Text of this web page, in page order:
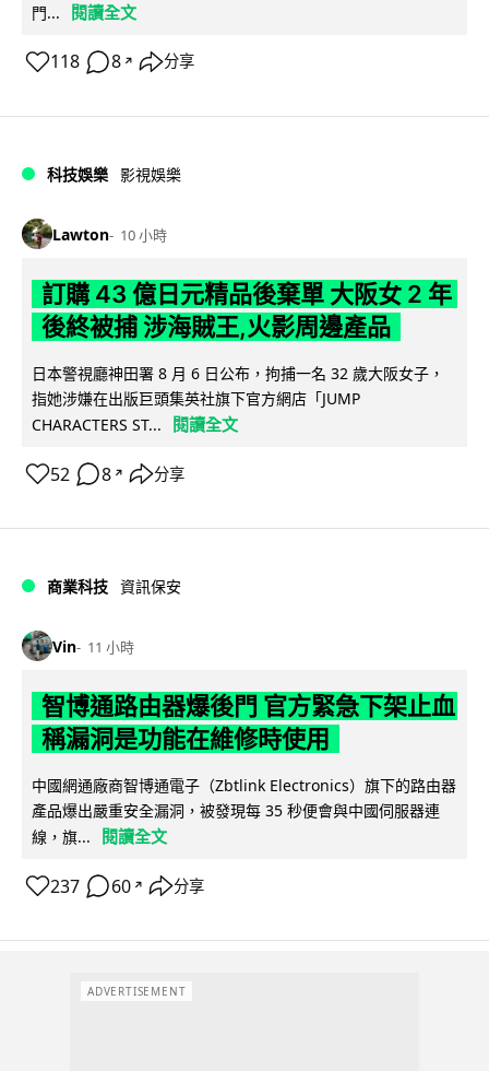
門...
閱讀全文
118 8 ↗ 分享
科技娛樂 影視娛樂
Lawton 10 小時
訂購 43 億日元精品後棄單 大阪女 2 年
後終被捕 涉海賊王,火影周邊產品
日本警視廳神田署 8 月 6 日公布，拘捕一名 32 歲大阪女子，
指她涉嫌在出版巨頭集英社旗下官方網店「JUMP
CHARACTERS ST...
閱讀全文
52 8 ↗ 分享
商業科技 資訊保安
Vin 11 小時
智博通路由器爆後門 官方緊急下架止血
稱漏洞是功能在維修時使用
中國網通廠商智博通電子（Zbtlink Electronics）旗下的路由器
產品爆出嚴重安全漏洞，被發現每 35 秒便會與中國伺服器連
線，旗...
閱讀全文
237 60 ↗ 分享
ADVERTISEMENT